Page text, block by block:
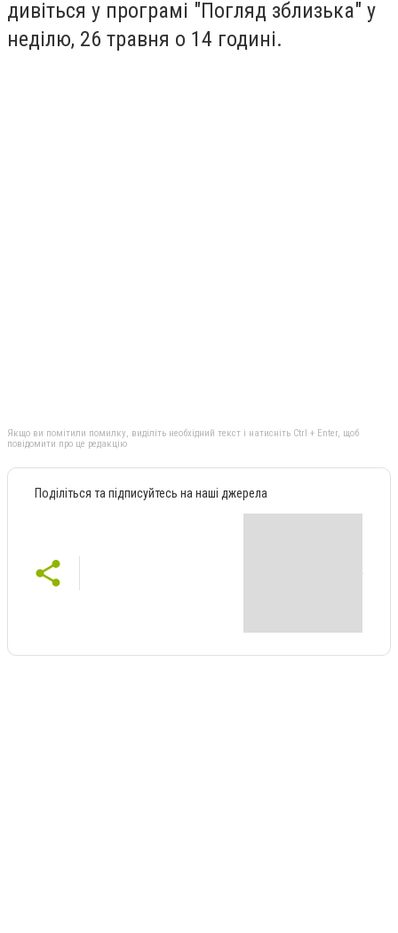
дивіться у програмі "Погляд зблизька" у
неділю, 26 травня о 14 годині.
Якщо ви помітили помилку, виділіть необхідний текст і натисніть Ctrl + Enter, щоб
повідомити про це редакцію
Поділіться та підписуйтесь на наші джерела